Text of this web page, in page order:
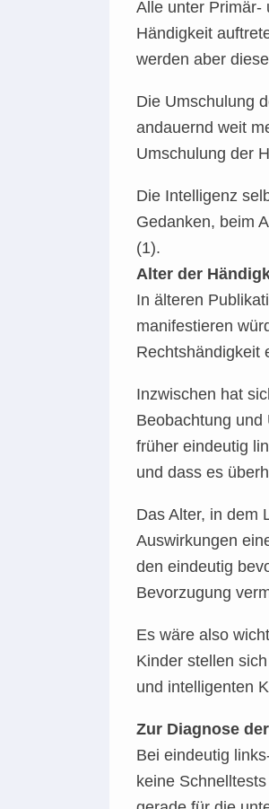
Alle unter Primär-
Händigkeit
werden aber
Die Umschulung
andauernd weit
Umschulung der
Die Intelligenz
Gedanken, beim
(1).
Alter der
In älteren
manifestieren
Rechtshändigkeit
Inzwischen hat
Beobachtung
früher eindeutig
und dass es
Das Alter, in dem
Auswirkungen
den eindeutig
Bevorzugung
Es wäre also
Kinder stellen
und intelligenten
Zur Diagnose
Bei eindeutig
keine